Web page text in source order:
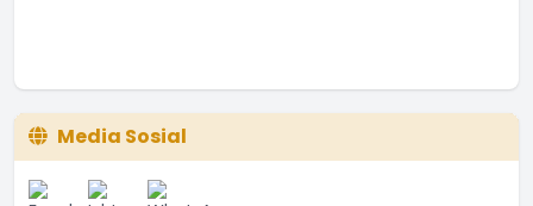
Media Sosial